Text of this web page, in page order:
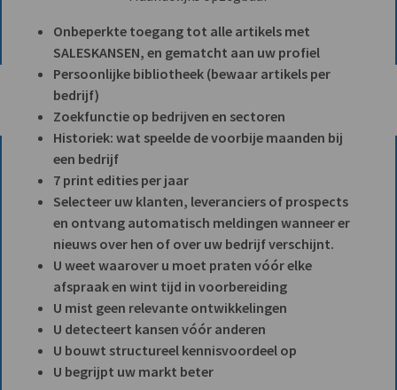
Onbeperkte toegang tot alle artikels met
SALESKANSEN, en gematcht aan uw profiel
Persoonlijke bibliotheek (bewaar artikels per
bedrijf)
Zoekfunctie op bedrijven en sectoren
Historiek: wat speelde de voorbije maanden bij
een bedrijf
7 print edities per jaar
Selecteer uw klanten, leveranciers of prospects
en ontvang automatisch meldingen wanneer er
nieuws over hen of over uw bedrijf verschijnt.
U weet waarover u moet praten vóór elke
afspraak en wint tijd in voorbereiding
U mist geen relevante ontwikkelingen
U detecteert kansen vóór anderen
U bouwt structureel kennisvoordeel op
U begrijpt uw markt beter